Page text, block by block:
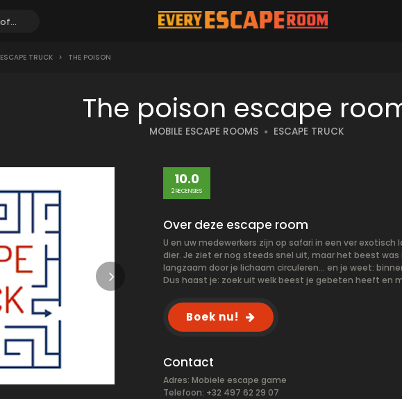
ESCAPE TRUCK > THE POISON
The poison escape
MOBILE ESCAPE ROOMS ESCAPE TRUCK
10.0
2 RECENSIES
Over deze escape room
U en uw medewerkers zijn op safari in een ver
dier. Je ziet er nog steeds snel uit, maar het beest
langzaam door je lichaam circuleren... en je weet:
Dus haast je: zoek uit welk beest je gebeten heeft en
Boek nu!
Contact
Adres: Mobiele escape game
Telefoon: +32 497 62 29 07